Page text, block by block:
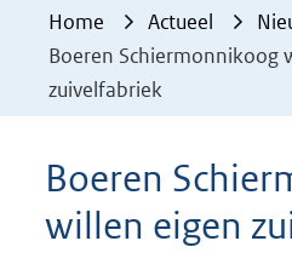
geweigerd.
Home Actueel
Boeren Schiermonnikoog
zuivelfabriek
Boeren
willen eigen